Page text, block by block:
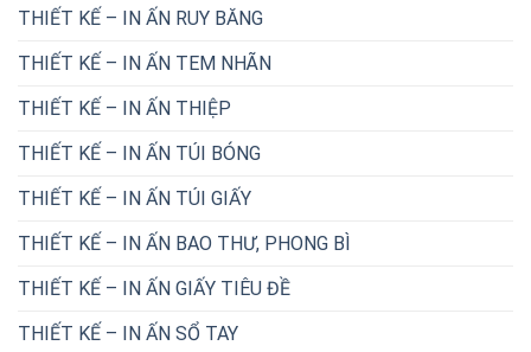
THIẾT KẾ – IN ẤN RUY BĂNG
THIẾT KẾ – IN ẤN TEM NHÃN
THIẾT KẾ – IN ẤN THIỆP
THIẾT KẾ – IN ẤN TÚI BÓNG
THIẾT KẾ – IN ẤN TÚI GIẤY
THIẾT KẾ – IN ẤN BAO THƯ, PHONG BÌ
THIẾT KẾ – IN ẤN GIẤY TIÊU ĐỀ
THIẾT KẾ – IN ẤN SỔ TAY